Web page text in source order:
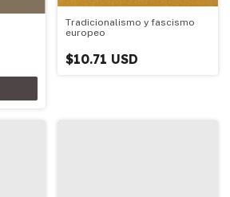
Tradicionalismo y fascismo
europeo
$10.71 USD